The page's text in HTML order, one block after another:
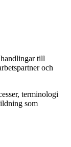
till
och
terminologi
som